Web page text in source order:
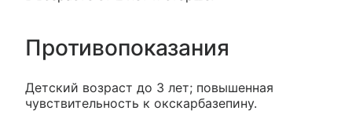
Противопоказания
Детский возраст до 3 лет; повышенная
чувствительность к окскарбазепину.